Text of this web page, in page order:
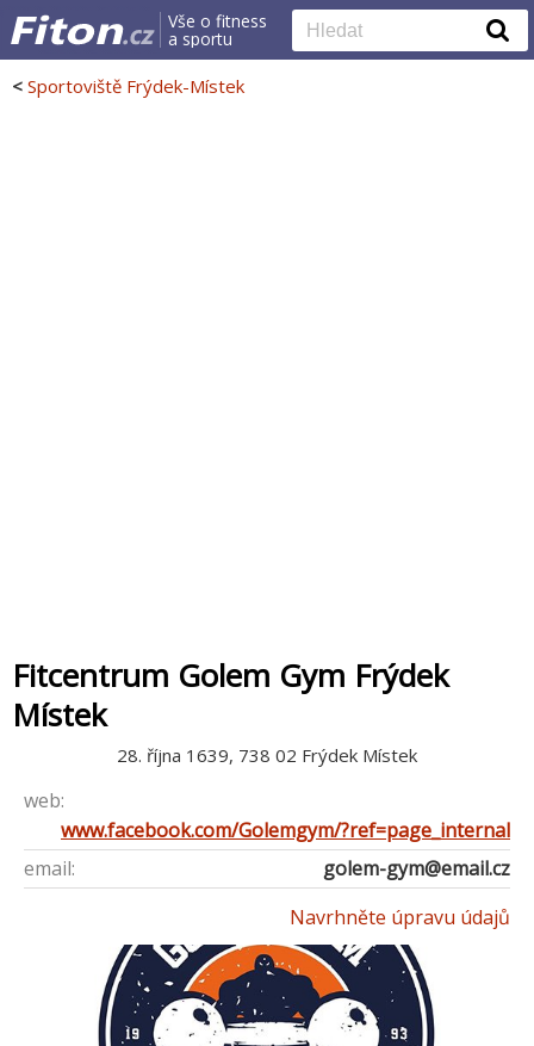
Vše o fitness
a sportu
< Sportoviště Frýdek-Místek
Fitcentrum Golem Gym Frýdek
Místek
28. října 1639, 738 02 Frýdek Místek
web:
www.facebook.com/Golemgym/?ref=page_internal
email:
golem-gym@email.cz
Navrhněte úpravu údajů